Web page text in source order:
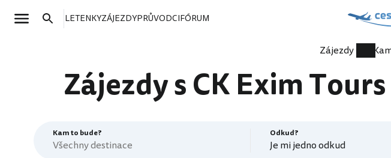
LETENKYZÁJEZDYPRŮVODCIFÓRUM
Zájezdy
Zájezdy s CK Exim
Kam to bude? Odkud?
Je mi jedno odkud